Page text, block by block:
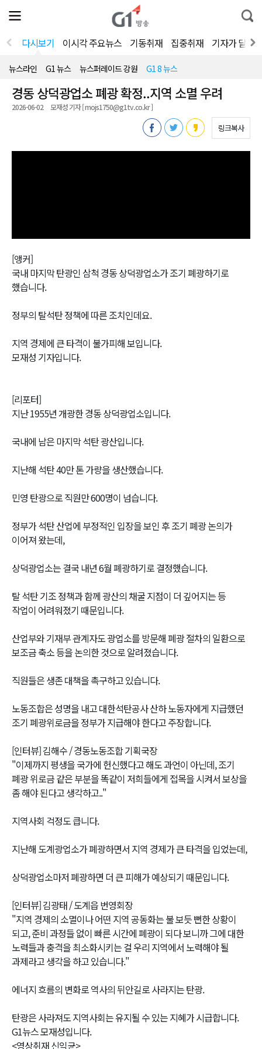
전
체
뉴
열
통
합
색
다시보기 이시각 주요뉴스 기동취재 집중취재 기자가 달려
뉴스라인 G1 뉴스 뉴스퍼레이드 강원 G1 8 뉴스
경동 상덕광업소 폐광 확정..지역 소멸 우려
2026-06-02 모재성 기자 [ mojs1750@g1tv.co.kr ]
링크복사
[앵커]
국내 마지막 탄광인 삼척 경동 상덕광업소가 조기 폐광하기로
했습니다.
정부의 탈석탄 정책에 따른 조치인데요.
지역 경제에 큰 타격이 불가피해 보입니다.
모재성 기자입니다.
[리포터]
지난 1955년 개광한 경동 상덕광업소입니다.
국내에 남은 마지막 석탄 광산입니다.
지난해 석탄 40만 톤 가량을 생산했습니다.
민영 탄광으로 직원만 600명이 넘습니다.
정부가 석탄 산업에 부정적인 입장을 보인 후 조기 폐광 논의가
이어져 왔는데,
상덕광업소는 결국 내년 6월 폐광하기로 결정했습니다.
탈 석탄 기조 정책과 함께 광산의 채굴 지점이 더 깊어지는 등
작업이 어려워졌기 때문입니다.
산업부와 기재부 관계자도 광업소를 방문해 폐광 절차의 일환으로
보조금 축소 등을 논의한 것으로 알려졌습니다.
직원들은 생존 대책을 촉구하고 있습니다.
노동조합은 성명을 내고 대한석탄공사 산하 노동자에게 지급했던
조기 폐광위로금을 정부가 지급해야 한다고 주장합니다.
[인터뷰] 김해수 / 경동노동조합 기획국장
"이제까지 평생을 국가에 헌신했다고 해도 과언이 아닌데, 조기
폐광 위로금 같은 부분을 똑같이 저희들에게 접목을 시켜서 보상을
좀 해야 된다고 생각하고.."
지역사회 걱정도 큽니다.
지난해 도계광업소가 폐광하면서 지역 경제가 큰 타격을 입었는데,
상덕광업소마저 폐광하면 더 큰 피해가 예상되기 때문입니다.
[인터뷰] 김광태 / 도계읍 번영회장
"지역 경제의 소멸이나 어떤 지역 공동화는 불 보듯 뻔한 상황이
되고, 준비 과정들 없이 빠른 시간에 폐광이 되다 보니까 그에 대한
노력들과 충격을 최소화시키는 걸 우리 지역에서 노력해야 될
과제라고 생각을 하고 있습니다."
에너지 흐름의 변화로 역사의 뒤안길로 사라지는 탄광.
탄광은 사라져도 지역사회는 유지될 수 있는 지혜가 시급합니다.
G1뉴스 모재성입니다.
<영상취재 신익균>